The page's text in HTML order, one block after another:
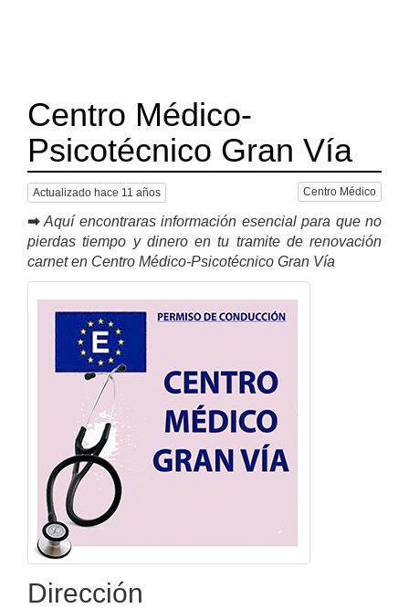
Centro Médico-
Psicotécnico Gran Vía
Actualizado hace 11 años Centro Médico
➡ Aquí encontraras información esencial para que no
pierdas tiempo y dinero en tu tramite de renovación
carnet en Centro Médico-Psicotécnico Gran Vía
Dirección